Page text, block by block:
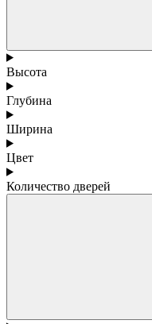
Высота
Глубина
Ширина
Цвет
Количество дверей